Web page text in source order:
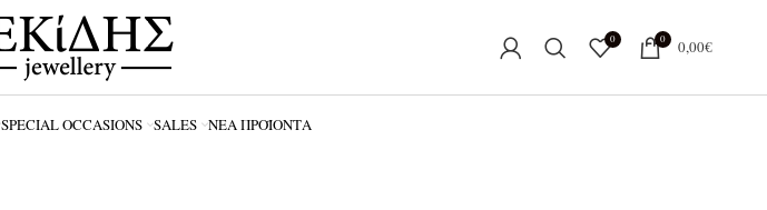
0 0 0,00€
SPECIAL OCCASIONS SALES ΝΈΑ ΠΡΟΪΌΝΤΑ